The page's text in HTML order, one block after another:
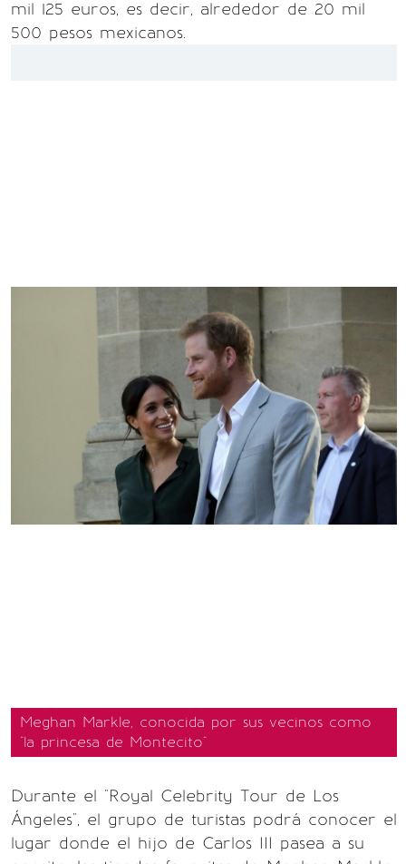
mil 125 euros, es decir, alrededor de 20 mil
500 pesos mexicanos.
Meghan Markle, conocida por sus vecinos como
"la princesa de Montecito"
Durante el "Royal Celebrity Tour de Los
Ángeles", el grupo de turistas podrá conocer el
lugar donde el hijo de Carlos III pasea a su